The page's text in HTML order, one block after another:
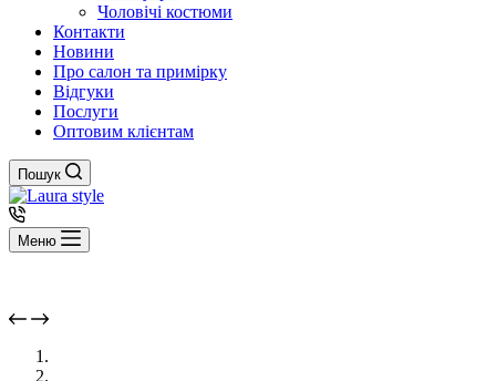
Чоловічі костюми
Контакти
Новини
Про салон та примірку
Відгуки
Послуги
Оптовим клієнтам
Пошук
Меню